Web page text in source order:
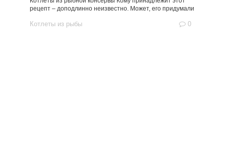
рецепт – доподлинно неизвестно. Может, его придумали
Котлеты из рыбы 0